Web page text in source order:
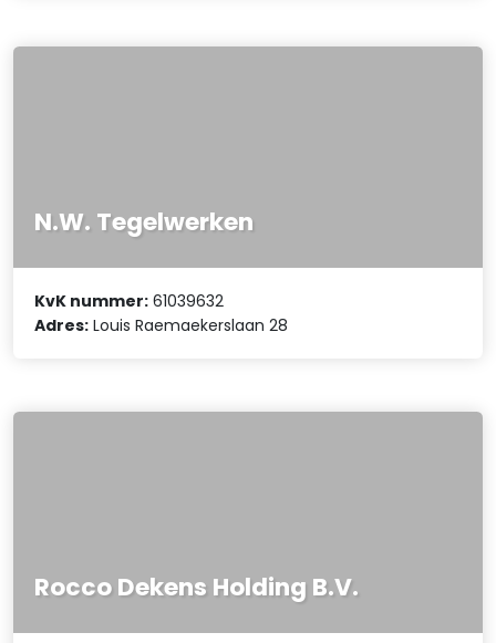
N.W. Tegelwerken
KvK nummer: 61039632
Adres: Louis Raemaekerslaan 28
Rocco Dekens Holding B.V.